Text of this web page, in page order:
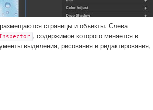
страницы и объекты. Слева
Inspector , содержимое которого меняется в
выделения, рисования и редактирования,